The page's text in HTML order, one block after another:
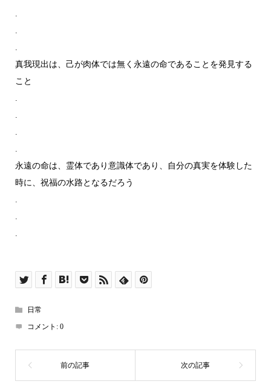
.
.
.
真我現出は、己が肉体では無く永遠の命であることを発見する
こと
.
.
.
.
永遠の命は、霊体であり意識体であり、自分の真実を体験した
時に、祝福の水路となるだろう
.
.
.
日常
コメント: 0